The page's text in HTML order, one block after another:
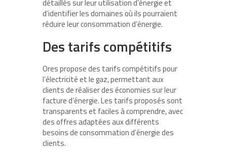
détaillés sur leur utilisation d’énergie et
d’identifier les domaines où ils pourraient
réduire leur consommation d’énergie.
Des tarifs compétitifs
Ores propose des tarifs compétitifs pour
l’électricité et le gaz, permettant aux
clients de réaliser des économies sur leur
facture d’énergie. Les tarifs proposés sont
transparents et faciles à comprendre, avec
des offres adaptées aux différents
besoins de consommation d’énergie des
clients.